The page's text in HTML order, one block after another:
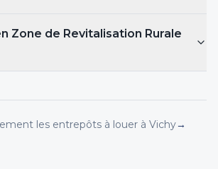
Zone de Revitalisation Rurale
les entrepôts à louer à Vichy→